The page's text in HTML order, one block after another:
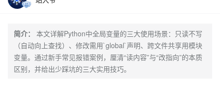
简介：
本文详解Python中全局变量的三大使用场景：只读不写
（自动向上查找）、修改需用`global`声明、跨文件共享用模块
变量。通过新手常见报错案例，厘清“读内容”与“改指向”的本质
区别，并给出少踩坑的三大实用技巧。